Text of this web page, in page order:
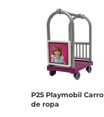
P25 Playmobil Carro
de ropa